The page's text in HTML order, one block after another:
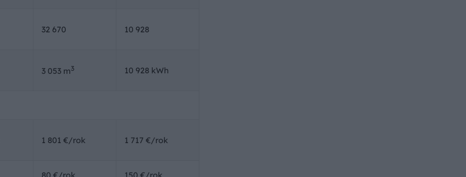
32 670 10 928
3 053 m3 10 928 kWh
1 801 €/rok 1 717 €/rok
80 €/rok 150 €/rok